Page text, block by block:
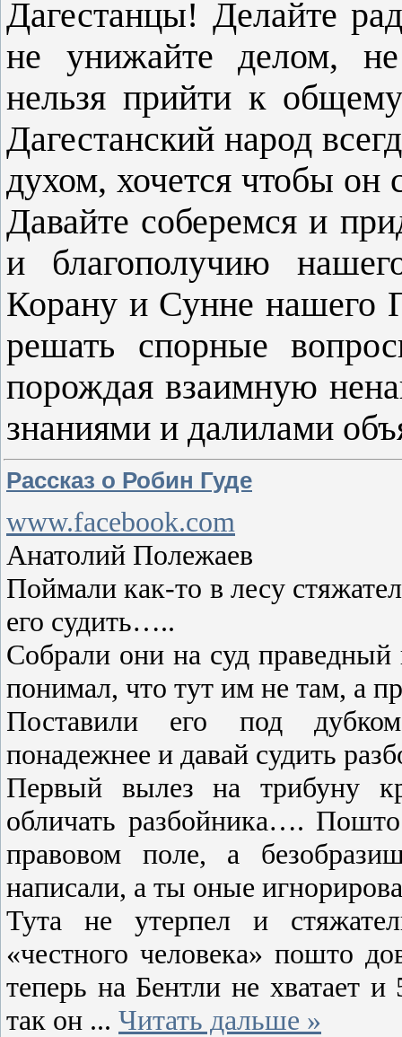
Дагестанцы! Делайте
не унижайте делом,
нельзя прийти к
Дагестанский народ
духом, хочется чтобы он
Давайте соберемся и
и благополучию
Корану и Сунне
решать спорные
порождая взаимную
знаниями и далилами
Рассказ о Робин Гуде
www.facebook.com
Анатолий Полежаев
Поймали как-то в лесу
его судить…..
Собрали они на суд праведный
понимал, что тут им не там, а
Поставили его под
понадежнее и давай судить
Первый вылез на трибуну
обличать разбойника….
правовом поле, а
написали, а ты оные
Тута не утерпел и
«честного человека» пошто
теперь на Бентли не хватает
так он ... Читать дальше »